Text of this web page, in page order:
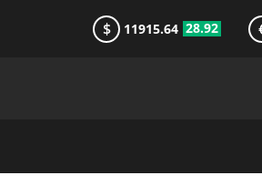
$ 11915.64 28.92